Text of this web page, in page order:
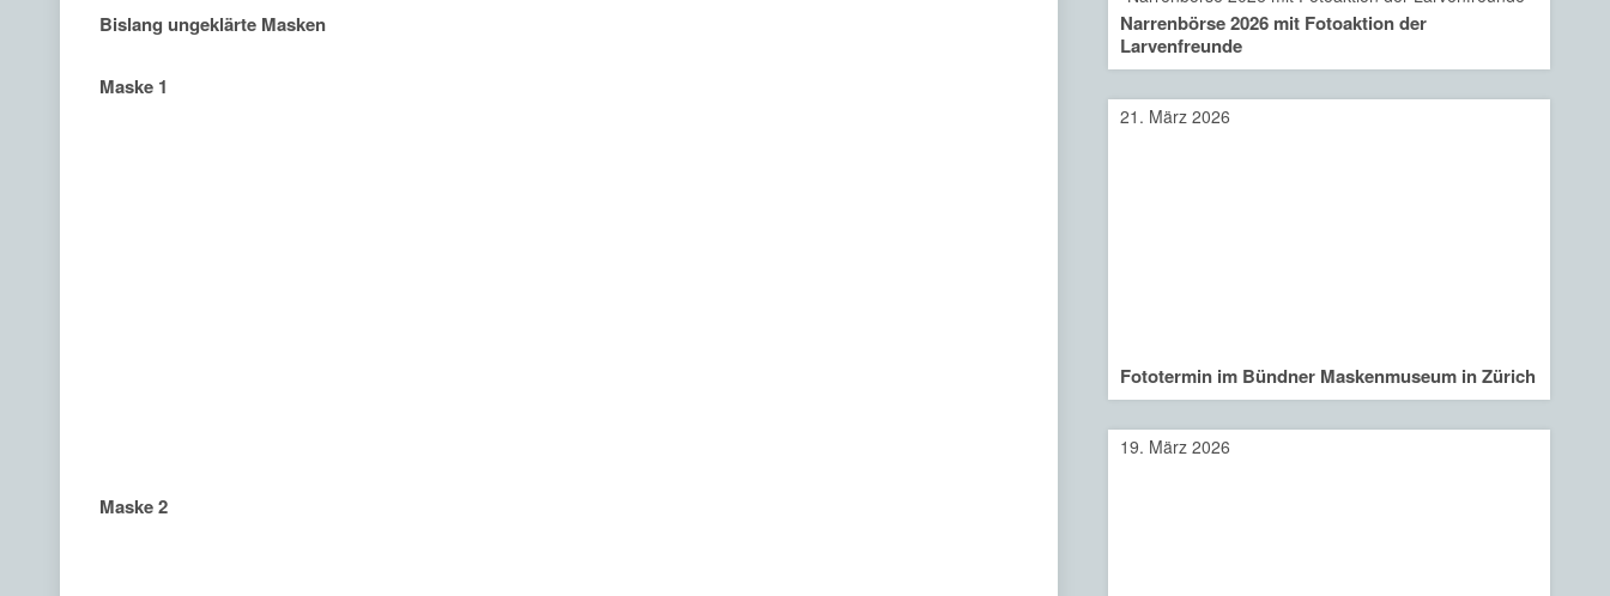
Bislang ungeklärte Masken
Maske 1
Maske 2
Narrenbörse 2026 mit Fotoaktion der
Larvenfreunde
Fototermin im Bündner Maskenmuseum in Zürich
21. März 2026
19. März 2026